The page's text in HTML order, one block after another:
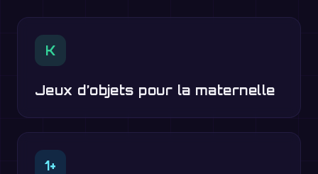
K
Jeux d’objets pour la maternelle
1+